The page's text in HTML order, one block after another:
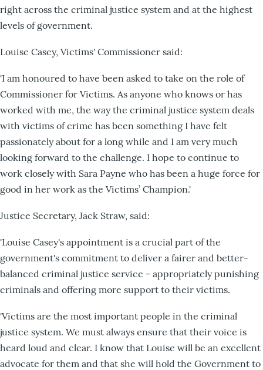
right across the criminal justice system and at the highest
levels of government.
Louise Casey, Victims' Commissioner said:
'I am honoured to have been asked to take on the role of
Commissioner for Victims. As anyone who knows or has
worked with me, the way the criminal justice system deals
with victims of crime has been something I have felt
passionately about for a long while and I am very much
looking forward to the challenge. I hope to continue to
work closely with Sara Payne who has been a huge force for
good in her work as the Victims’ Champion.'
Justice Secretary, Jack Straw, said:
'Louise Casey's appointment is a crucial part of the
government's commitment to deliver a fairer and better-
balanced criminal justice service - appropriately punishing
criminals and offering more support to their victims.
'Victims are the most important people in the criminal
justice system. We must always ensure that their voice is
heard loud and clear. I know that Louise will be an excellent
advocate for them and that she will hold the Government to